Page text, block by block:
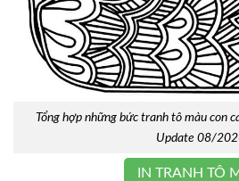
Tổng hợp những bức tranh tô màu con
Update 08/
IN TRANH TÔ